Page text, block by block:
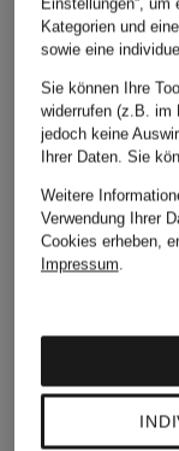
ÄHNLICHE
Kategorien und
sowie eine
Sie können Ihre
widerrufen (z.B. im
jedoch keine
Ihrer Daten. Sie
Weitere
Verwendung Ihrer
Cookies erheben,
Impressum.